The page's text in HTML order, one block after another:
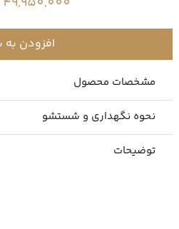
افزودن به
مشخصات محصول
نحوه نگهداری و شستشو
توضیحات